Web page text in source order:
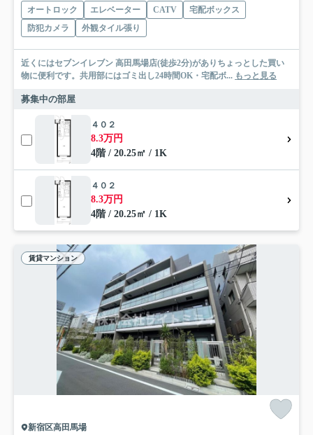
オートロック エレベーター CATV
宅配ボックス
防犯カメラ
外観タイル張り
近くにはセブンイレブン 高田馬場店(徒歩2分)がありちょっとした買い
物に便利です。共用部にはゴミ出し24時間OK・宅配ボ... もっと見る
募集中の部屋
４０２
8.3万円
4階 / 20.25㎡ / 1K
４０２
8.3万円
4階 / 20.25㎡ / 1K
賃貸マンション
新宿区高田馬場